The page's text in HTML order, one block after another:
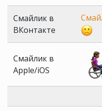
Смайлик в
ВКонтакте
Смайлик в
Apple/iOS